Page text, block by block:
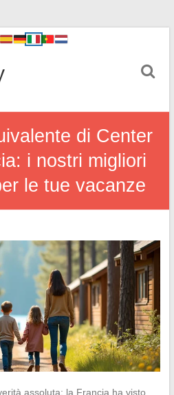
di Center
i nostri migliori
le tue vacanze
assoluta: la Francia ha visto